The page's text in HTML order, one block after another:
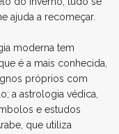
ajuda a recomeçar.
moderna tem
é a mais conhecida,
próprios com
a astrologia védica,
e estudos
que utiliza